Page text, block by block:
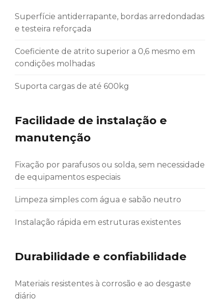
Superfície antiderrapante, bordas arredondadas
e testeira reforçada
Coeficiente de atrito superior a 0,6 mesmo em
condições molhadas
Suporta cargas de até 600kg
Facilidade de instalação e
manutenção
Fixação por parafusos ou solda, sem necessidade
de equipamentos especiais
Limpeza simples com água e sabão neutro
Instalação rápida em estruturas existentes
Durabilidade e confiabilidade
Materiais resistentes à corrosão e ao desgaste
diário